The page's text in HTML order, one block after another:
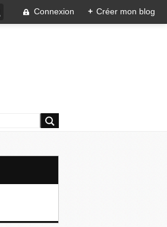
Connexion + Créer mon blog